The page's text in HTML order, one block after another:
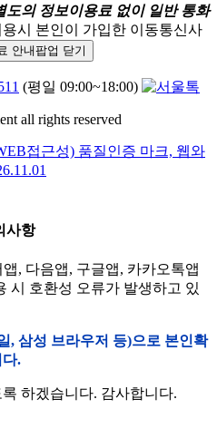
도의 정보이용료 없이 일반 통화
시 본인이 가입한 이동통신사
안내팝업 닫기
(평일 09:00~18:00)
all rights reserved
사항
, 다음앱, 구글앱, 카카오톡앱
시 호환성 오류가 발생하고 있
, 삼성 브라우저 등)으로 본인확
.
하겠습니다. 감사합니다.